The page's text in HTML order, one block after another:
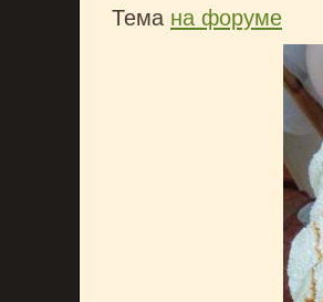
Тема на форуме